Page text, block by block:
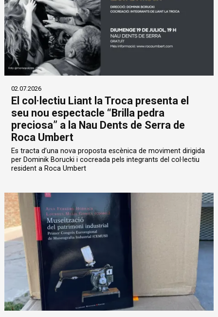
02.07.2026
El col·lectiu Liant la Troca presenta el
seu nou espectacle “Brilla pedra
preciosa” a la Nau Dents de Serra de
Roca Umbert
Es tracta d’una nova proposta escènica de moviment dirigida
per Dominik Borucki i cocreada pels integrants del col·lectiu
resident a Roca Umbert